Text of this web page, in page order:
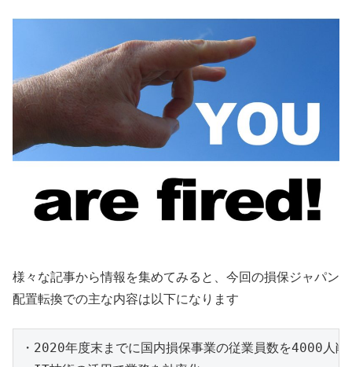
様々な記事から情報を集めてみると、今回の損保ジャパン
配置転換での主な内容は以下になります
・2020年度末までに国内損保事業の従業員数を4000人